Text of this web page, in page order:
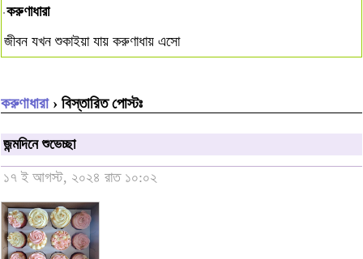
করুণাধারা
জীবন যখন শুকাইয়া যায় করুণাধায় এসো
করুণাধারা› বিস্তারিত পোস্টঃ
জন্মদিনে শুভেচ্ছা
১৭ ই আগস্ট, ২০২৪ রাত ১০:০২